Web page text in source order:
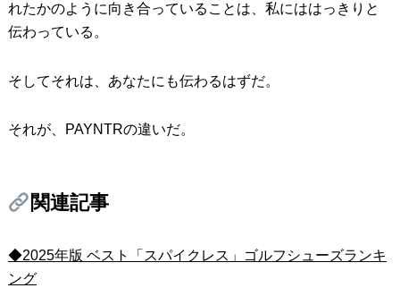
れたかのように向き合っていることは、私にははっきりと
伝わっている。
そしてそれは、あなたにも伝わるはずだ。
それが、PAYNTRの違いだ。
関連記事
◆2025年版 ベスト「スパイクレス」ゴルフシューズランキ
ング